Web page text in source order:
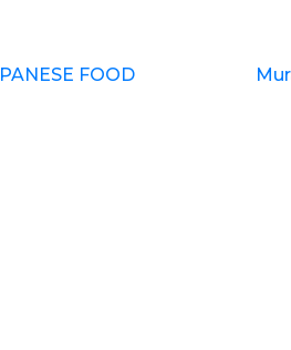
FOOD